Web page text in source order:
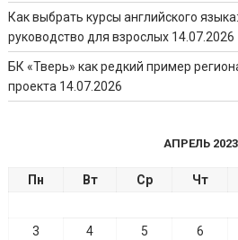
Как выбрать курсы английского
руководство для взрослых 14.07.2026
БК «Тверь» как редкий пример
проекта 14.07.2026
АПРЕЛЬ 2023
Пн Вт Ср Чт
3
4 5 6